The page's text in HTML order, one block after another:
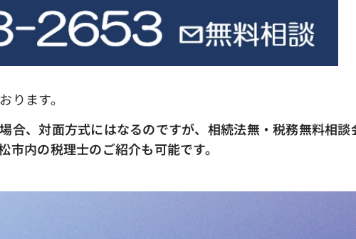
ります。
合、対面方式にはなるのですが、相続法無・税務無料相談
内の税理士のご紹介も可能です。